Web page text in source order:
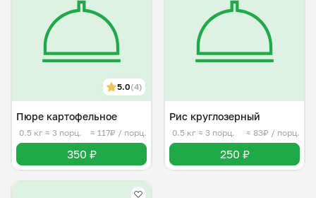
5.0(4)
Пюре картофельное
0.5 кг ≈ 3 порц. ≈ 117₽ / порц.
350 ₽
Рис круглозерный
0.5 кг ≈ 3 порц. ≈ 83₽ / порц.
250 ₽